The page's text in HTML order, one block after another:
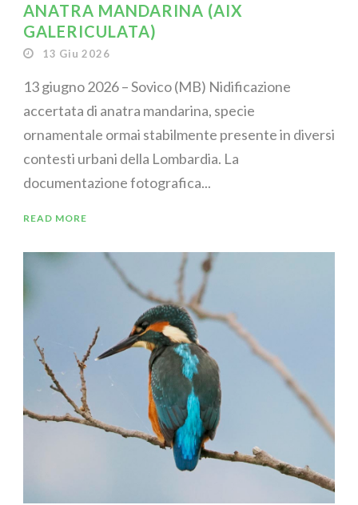
ANATRA MANDARINA (AIX
GALERICULATA)
13 Giu 2026
13 giugno 2026 – Sovico (MB) Nidificazione
accertata di anatra mandarina, specie
ornamentale ormai stabilmente presente in diversi
contesti urbani della Lombardia. La
documentazione fotografica...
READ MORE